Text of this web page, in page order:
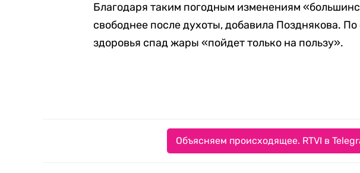
Благодаря таким погодным изменениям
свободнее после духоты, добавила Позднякова. По
здоровья спад жары «пойдет только на пользу».
Объясняем происходящее. RTVI в